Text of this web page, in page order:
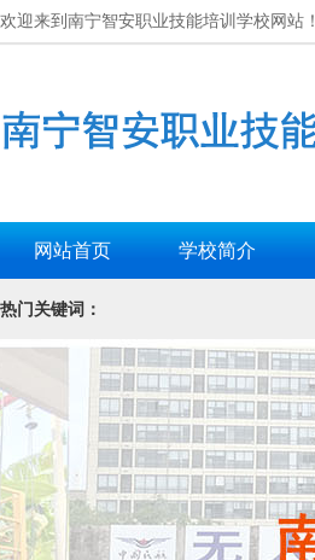
欢迎来到南宁智安职业技能培训学校网站！
网站首页 学校简介
热门关键词：